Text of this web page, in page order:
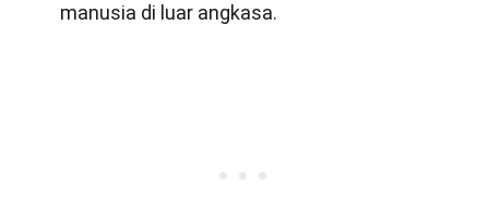
manusia di luar angkasa.